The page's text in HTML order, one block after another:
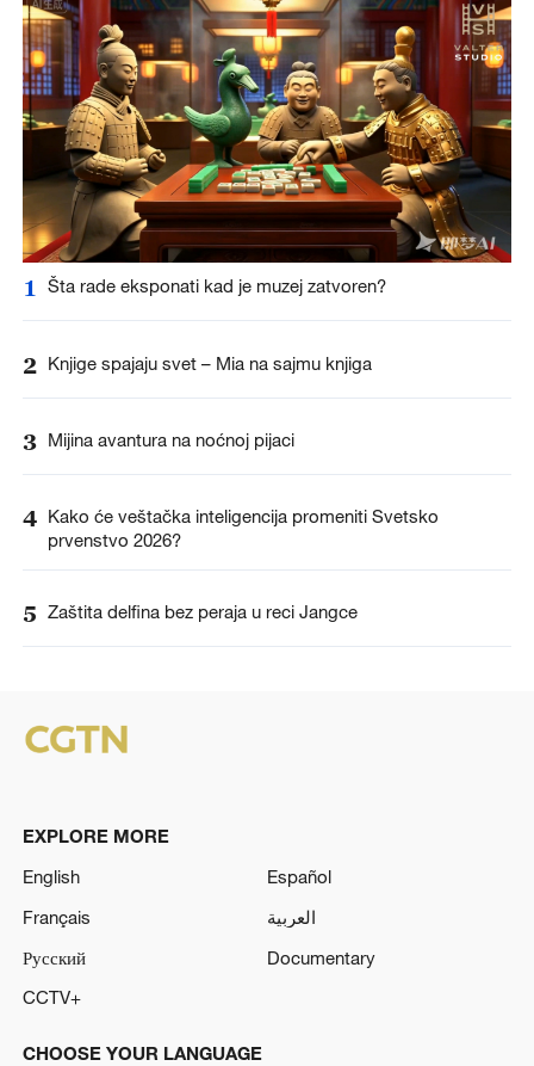
1 Šta rade eksponati kad je muzej zatvoren?
2 Knjige spajaju svet – Mia na sajmu knjiga
3 Mijina avantura na noćnoj pijaci
4 Kako će veštačka inteligencija promeniti Svetsko
prvenstvo 2026?
5 Zaštita delfina bez peraja u reci Jangce
EXPLORE MORE
English
Español
Français
العربية
Русский
Documentary
CCTV+
CHOOSE YOUR LANGUAGE